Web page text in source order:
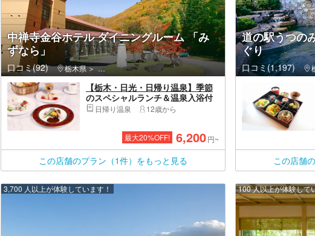
中禅寺金谷ホテル ダイニングルーム 「み
ずなら」
口コミ(92) 栃木県 日光市・奥日光・中禅寺湖・霧降高原・鬼怒川温泉
【栃木・日光・日帰り温泉】季節
のスペシャルランチ＆温泉入浴付
きの贅沢プラン！
日帰り温泉 12歳から
最大20%OFF! 6,200円~
この店舗のプラン（1件）をもっと見る
道の駅うつの
ぐり
口コミ(1,197)
この店舗
3,700 人以上が体験しています！ 100 人以上が体験して